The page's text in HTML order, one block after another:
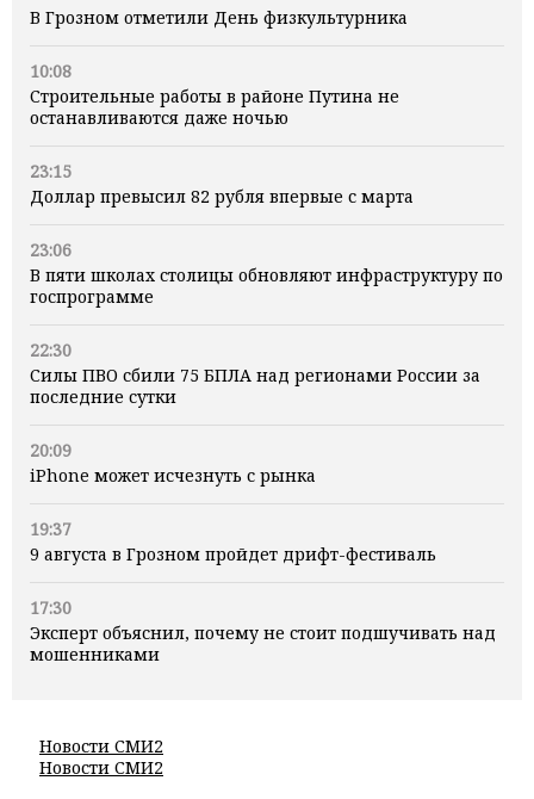
В Грозном отметили День физкультурника
10:08
Строительные работы в районе Путина не
останавливаются даже ночью
23:15
Доллар превысил 82 рубля впервые с марта
23:06
В пяти школах столицы обновляют инфраструктуру по
госпрограмме
22:30
Силы ПВО сбили 75 БПЛА над регионами России за
последние сутки
20:09
iPhone может исчезнуть с рынка
19:37
9 августа в Грозном пройдет дрифт-фестиваль
17:30
Эксперт объяснил, почему не стоит подшучивать над
мошенниками
Новости СМИ2
Новости СМИ2